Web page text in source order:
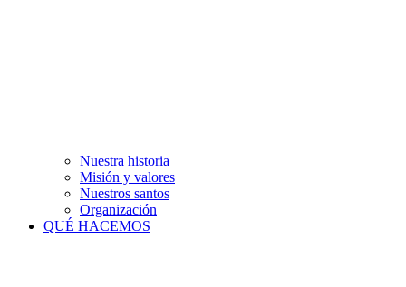
Nuestra historia
Misión y valores
Nuestros santos
Organización
QUÉ HACEMOS